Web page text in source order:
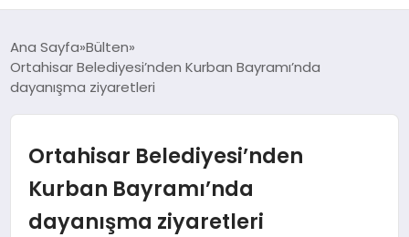
BALIKESIR
GÜNDEM
BÜLTEN
Ana Sayfa Bülten
Ortahisar Belediyesi’nden Kurban Bayramı’nda
dayanışma ziyaretleri
Ortahisar Belediyesi’nden
Kurban Bayramı’nda
dayanışma ziyaretleri